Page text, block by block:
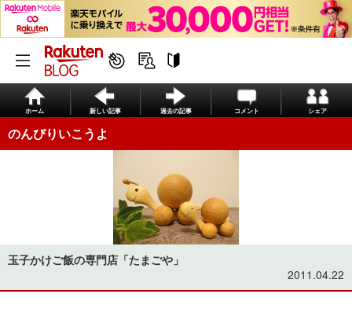
ホーム 新しい記事 過去の記事 コメント シェア
のんびりいこうよ
玉子かけご飯の専門店「たまごや」
2011.04.22